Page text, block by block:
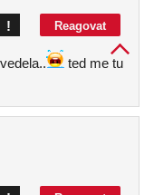
Reagovat
!
ted me tu